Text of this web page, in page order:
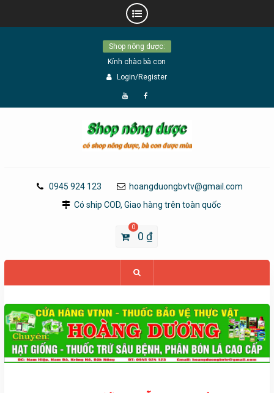
Shop nông dược:
Kính chào bà con
Login/Register
Đăng
YouTube
Page
0945 924 123
hoangduongbvtv@gmail.com
Có ship COD, Giao hàng trên toàn quốc
0
0₫